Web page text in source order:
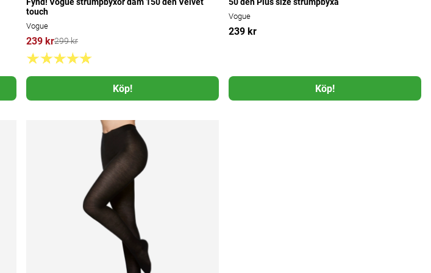
touch
Vogue
239 kr299 kr
Köp!
Vogue
239 kr
Köp!